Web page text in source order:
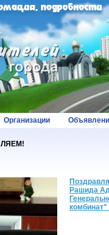
Организации
Рашида